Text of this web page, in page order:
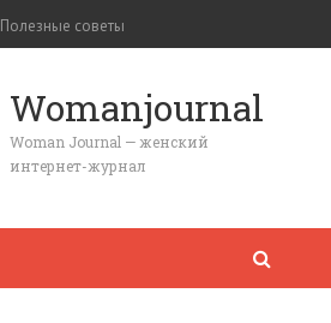
Полезные советы
Womanjournal
Woman Journal — женский
интернет-журнал